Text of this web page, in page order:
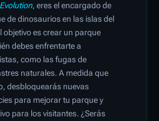
, eres el encargado de
de dinosaurios en las islas del
objetivo es crear un parque
debes enfrentarte a
como las fugas de
naturales. A medida que
desbloquearás nuevas
para mejorar tu parque y
para los visitantes. ¿Serás